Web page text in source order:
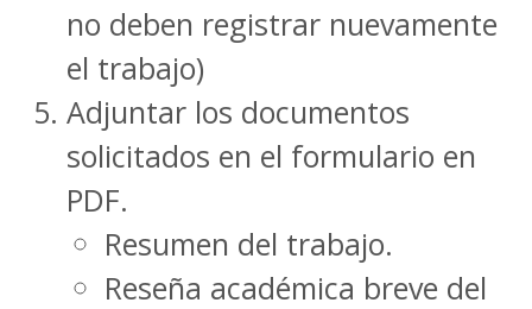
no deben registrar nuevamente
el trabajo)
Adjuntar los documentos
solicitados en el formulario en
PDF.
Resumen del trabajo.
Reseña académica breve del